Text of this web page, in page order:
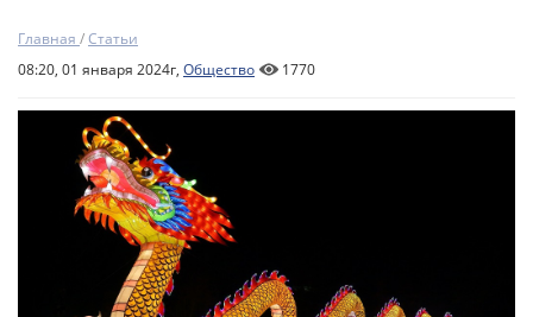
Главная /Статьи
08:20, 01 января 2024г, Общество 1770